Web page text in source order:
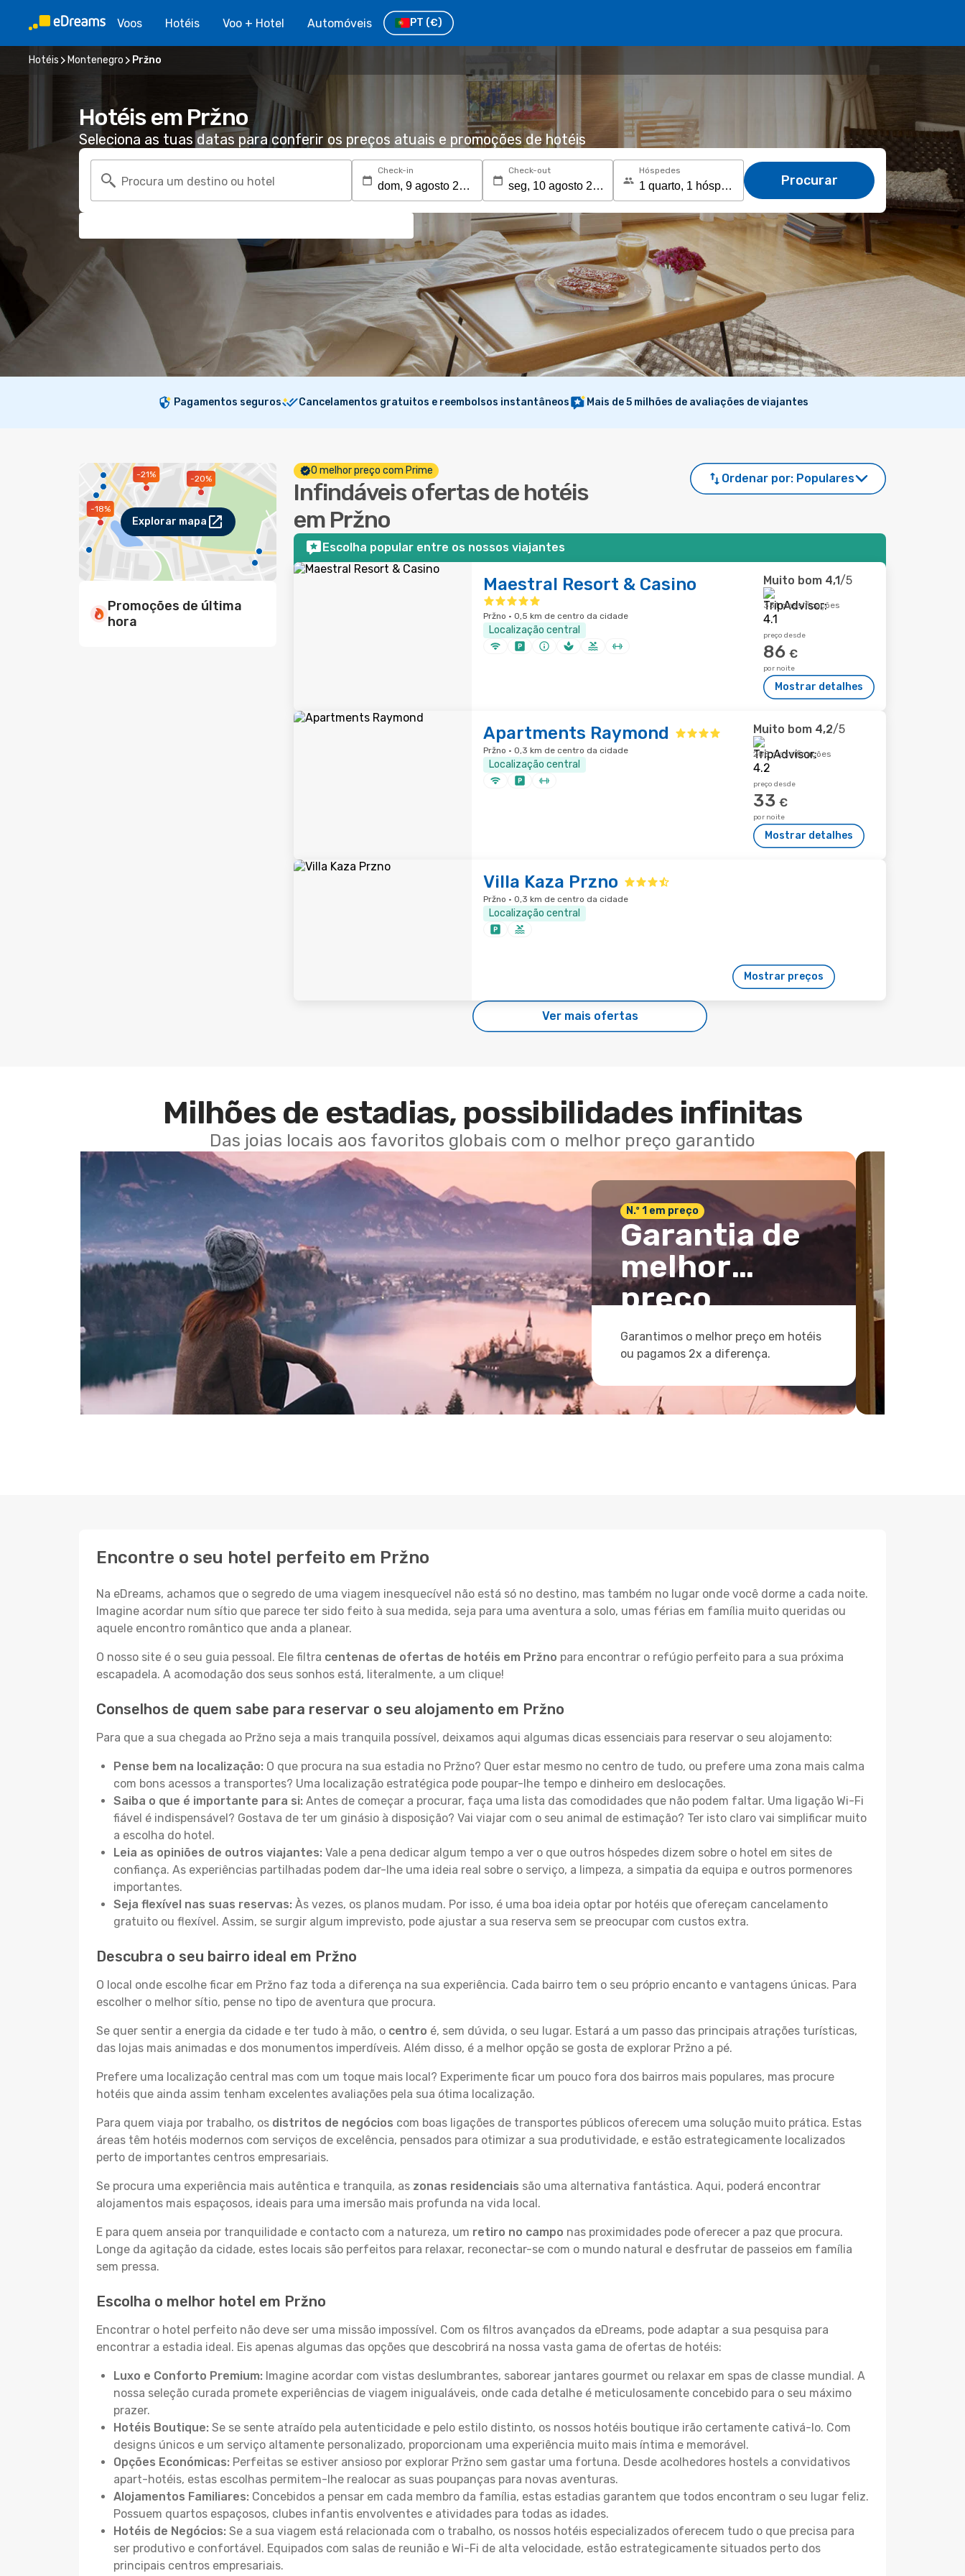
Voos Hotéis Voo + Hotel Automóveis PT (€)
Hotéis Montenegro Pržno
Hotéis em Pržno
Seleciona as tuas datas para conferir os preços atuais e promoções de hotéis
Procura um destino ou hotel
Check-in Check-out Hóspedes
Procurar
Pagamentos seguros Cancelamentos gratuitos e reembolsos instantâneos Mais de 5 milhões de avaliações de viajantes
-21% -20%
-18%
Explorar mapa
Promoções de última
hora
O melhor preço com Prime
Infindáveis ofertas de hotéis
em Pržno
Ordenar por: Populares
Escolha popular entre os nossos viajantes
Maestral Resort & Casino
Pržno · 0,5 km de centro da cidade
Localização central
Muito bom 4,1/5
331 classificações
preço desde
86 €
por noite
Mostrar detalhes
Apartments Raymond
Pržno · 0,3 km de centro da cidade
Localização central
Muito bom 4,2/5
208 classificações
preço desde
33 €
por noite
Mostrar detalhes
Villa Kaza Przno
Pržno · 0,3 km de centro da cidade
Localização central
Mostrar preços
Ver mais ofertas
Milhões de estadias, possibilidades infinitas
Das joias locais aos favoritos globais com o melhor preço garantido
N.º 1 em preço
Garantia de
melhor
preço
Garantimos o melhor preço em hotéis
ou pagamos 2x a diferença.
Encontre o seu hotel perfeito em Pržno
Na eDreams, achamos que o segredo de uma viagem inesquecível não está só no destino, mas também no lugar onde você dorme a cada noite.
Imagine acordar num sítio que parece ter sido feito à sua medida, seja para uma aventura a solo, umas férias em família muito queridas ou
aquele encontro romântico que anda a planear.
O nosso site é o seu guia pessoal. Ele filtra centenas de ofertas de hotéis em Pržno para encontrar o refúgio perfeito para a sua próxima
escapadela. A acomodação dos seus sonhos está, literalmente, a um clique!
Conselhos de quem sabe para reservar o seu alojamento em Pržno
Para que a sua chegada ao Pržno seja a mais tranquila possível, deixamos aqui algumas dicas essenciais para reservar o seu alojamento:
Pense bem na localização: O que procura na sua estadia no Pržno? Quer estar mesmo no centro de tudo, ou prefere uma zona mais calma
com bons acessos a transportes? Uma localização estratégica pode poupar-lhe tempo e dinheiro em deslocações.
Saiba o que é importante para si: Antes de começar a procurar, faça uma lista das comodidades que não podem faltar. Uma ligação Wi-Fi
fiável é indispensável? Gostava de ter um ginásio à disposição? Vai viajar com o seu animal de estimação? Ter isto claro vai simplificar muito
a escolha do hotel.
Leia as opiniões de outros viajantes: Vale a pena dedicar algum tempo a ver o que outros hóspedes dizem sobre o hotel em sites de
confiança. As experiências partilhadas podem dar-lhe uma ideia real sobre o serviço, a limpeza, a simpatia da equipa e outros pormenores
importantes.
Seja flexível nas suas reservas: Às vezes, os planos mudam. Por isso, é uma boa ideia optar por hotéis que ofereçam cancelamento
gratuito ou flexível. Assim, se surgir algum imprevisto, pode ajustar a sua reserva sem se preocupar com custos extra.
Descubra o seu bairro ideal em Pržno
O local onde escolhe ficar em Pržno faz toda a diferença na sua experiência. Cada bairro tem o seu próprio encanto e vantagens únicas. Para
escolher o melhor sítio, pense no tipo de aventura que procura.
Se quer sentir a energia da cidade e ter tudo à mão, o centro é, sem dúvida, o seu lugar. Estará a um passo das principais atrações turísticas,
das lojas mais animadas e dos monumentos imperdíveis. Além disso, é a melhor opção se gosta de explorar Pržno a pé.
Prefere uma localização central mas com um toque mais local? Experimente ficar um pouco fora dos bairros mais populares, mas procure
hotéis que ainda assim tenham excelentes avaliações pela sua ótima localização.
Para quem viaja por trabalho, os distritos de negócios com boas ligações de transportes públicos oferecem uma solução muito prática. Estas
áreas têm hotéis modernos com serviços de excelência, pensados para otimizar a sua produtividade, e estão estrategicamente localizados
perto de importantes centros empresariais.
Se procura uma experiência mais autêntica e tranquila, as zonas residenciais são uma alternativa fantástica. Aqui, poderá encontrar
alojamentos mais espaçosos, ideais para uma imersão mais profunda na vida local.
E para quem anseia por tranquilidade e contacto com a natureza, um retiro no campo nas proximidades pode oferecer a paz que procura.
Longe da agitação da cidade, estes locais são perfeitos para relaxar, reconectar-se com o mundo natural e desfrutar de passeios em família
sem pressa.
Escolha o melhor hotel em Pržno
Encontrar o hotel perfeito não deve ser uma missão impossível. Com os filtros avançados da eDreams, pode adaptar a sua pesquisa para
encontrar a estadia ideal. Eis apenas algumas das opções que descobrirá na nossa vasta gama de ofertas de hotéis:
Luxo e Conforto Premium: Imagine acordar com vistas deslumbrantes, saborear jantares gourmet ou relaxar em spas de classe mundial. A
nossa seleção curada promete experiências de viagem inigualáveis, onde cada detalhe é meticulosamente concebido para o seu máximo
prazer.
Hotéis Boutique: Se se sente atraído pela autenticidade e pelo estilo distinto, os nossos hotéis boutique irão certamente cativá-lo. Com
designs únicos e um serviço altamente personalizado, proporcionam uma experiência muito mais íntima e memorável.
Opções Económicas: Perfeitas se estiver ansioso por explorar Pržno sem gastar uma fortuna. Desde acolhedores hostels a convidativos
apart-hotéis, estas escolhas permitem-lhe realocar as suas poupanças para novas aventuras.
Alojamentos Familiares: Concebidos a pensar em cada membro da família, estas estadias garantem que todos encontram o seu lugar feliz.
Possuem quartos espaçosos, clubes infantis envolventes e atividades para todas as idades.
Hotéis de Negócios: Se a sua viagem está relacionada com o trabalho, os nossos hotéis especializados oferecem tudo o que precisa para
ser produtivo e confortável. Equipados com salas de reunião e Wi-Fi de alta velocidade, estão estrategicamente situados perto dos
principais centros empresariais.